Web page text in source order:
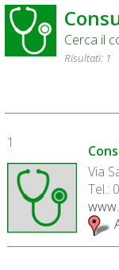
Cerca il
Risultati: 1
1
Via
Tel.: